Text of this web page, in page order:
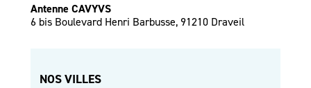
Antenne CAVYVS
6 bis Boulevard Henri Barbusse, 91210 Draveil
NOS VILLES